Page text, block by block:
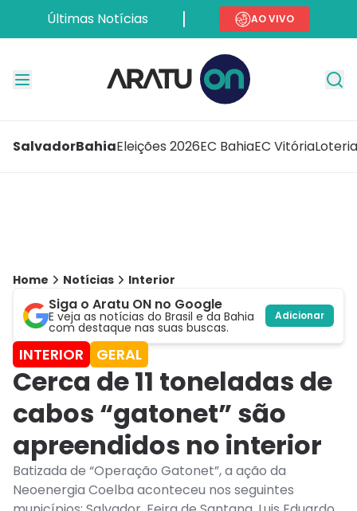
Últimas Notícias AO VIVO
SalvadorBahiaEleições 2026EC BahiaEC Vitória
Home Notícias Interior
Siga o Aratu ON no Google
E veja as notícias do Brasil e da Bahia
com destaque nas suas buscas.
Adicionar
INTERIOR GERAL
Cerca de 11 toneladas de
cabos “gatonet” são
apreendidos no interior
Batizada de “Operação Gatonet”, a ação da
Neoenergia Coelba aconteceu nos seguintes